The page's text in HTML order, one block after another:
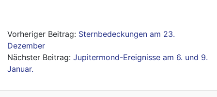
BeitragsnavigationSternbedeckungen am 23.
Dezember
Jupitermond-Ereignisse am 6. und 9.
Januar.